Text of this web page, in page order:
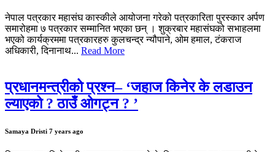
नेपाल पत्रकार महासंघ कास्कीले आयोजना गरेको पत्रकारिता पुरस्कार अर्पण
समारोहमा ७ पत्रकार सम्मानित भएका छन् । शुक्रबार महासंघको सभाहलमा
भएको कार्यक्रममा पत्रकारहरु कुलचन्द्र न्यौपाने, ओम हमाल, टंकराज
अधिकारी, दिनानाथ... Read More
प्रधानमन्त्रीको प्रश्न– ‘जहाज किनेर के लडाउन
ल्याएको ? ठाउँ ओगट्न ? ’
Samaya Dristi 7 years ago